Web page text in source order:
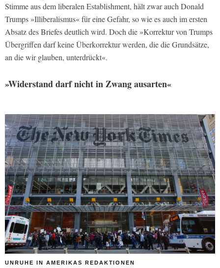
Stimme aus dem liberalen Establishment, hält zwar auch Donald
Trumps »Illiberalismus« für eine Gefahr, so wie es auch im ersten
Absatz des Briefes deutlich wird. Doch die »Korrektur von Trumps
Übergriffen darf keine Überkorrektur werden, die die Grundsätze,
an die wir glauben, unterdrückt«.
»Widerstand darf nicht in Zwang ausarten«
UNRUHE IN AMERIKAS REDAKTIONEN